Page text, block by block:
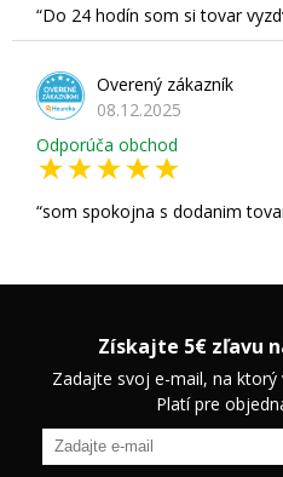
Do 24 hodín som si tovar
Overený zákazník
08.12.2025
Odporúča obchod
som spokojna s dodanim
Získajte 5€ zľavu
Zadajte svoj e-mail, na
Platí pre